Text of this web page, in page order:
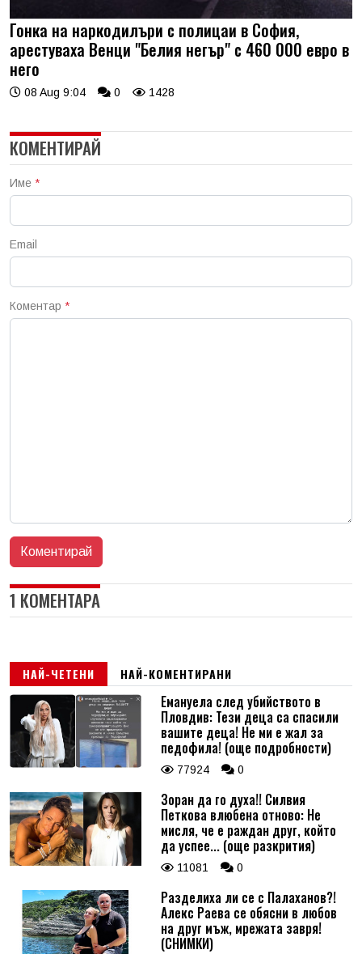
Гонка на наркодилъри с полицаи в София,
арестуваха Венци "Белия негър" с 460 000 евро в
него
08 Aug 9:04 0 1428
КОМЕНТИРАЙ
Име *
Email
Коментар *
1 КОМЕНТАРА
НАЙ-ЧЕТЕНИ НАЙ-КОМЕНТИРАНИ
Емануела след убийството в
Пловдив: Тези деца са спасили
вашите деца! Не ми е жал за
педофила! (още подробности)
77924 0
Зоран да го духа!! Силвия
Петкова влюбена отново: Не
мисля, че е раждан друг, който
да успее... (още разкрития)
11081 0
Разделиха ли се с Палаханов?!
Алекс Раева се обясни в любов
на друг мъж, мрежата завря!
(СНИМКИ)